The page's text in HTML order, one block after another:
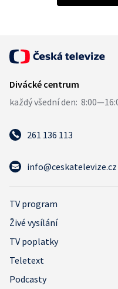
261 136 113
info@ceskatelevize.cz
TV program
Živé vysílání
TV poplatky
Teletext
Podcasty